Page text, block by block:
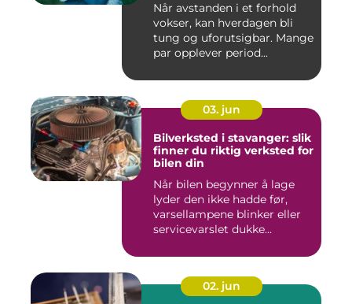
Når avstanden i et forhold
vokser, kan hverdagen bli
tung og uforutsigbar. Mange
par opplever period...
03. jun
Bilverksted i stavanger: slik
finner du riktig verksted for
bilen din
Når bilen begynner å lage
lyder den ikke hadde før,
varsellampene blinker eller
servicevarslet dukke...
02. jun